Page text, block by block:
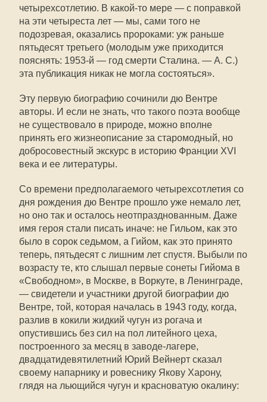
четырехсотлетию. В какой-то мере — с поправкой
на эти четыреста лет — мы, сами того не
подозревая, оказались пророками: уж раньше
пятьдесят третьего (молодым уже приходится
пояснять: 1953-й — год смерти Сталина. — А. С.)
эта публикация никак не могла состояться».
Эту первую биографию сочинили дю Вентре
авторы. И если не знать, что такого поэта вообще
не существовало в природе, можно вполне
принять его жизнеописание за старомодный, но
добросовестный экскурс в историю Франции XVI
века и ее литературы.
Со времени предполагаемого четырехсотлетия со
дня рождения дю Вентре прошло уже немало лет,
но оно так и осталось неотпразднованным. Даже
имя героя стали писать иначе: не Гильом, как это
было в сорок седьмом, а Гийом, как это принято
теперь, пятьдесят с лишним лет спустя. Выбыли по
возрасту те, кто слышал первые сонеты Гийома в
«Свободном», в Москве, в Воркуте, в Ленинграде,
— свидетели и участники другой биографии дю
Вентре, той, которая началась в 1943 году, когда,
разлив в кокили жидкий чугун из рогача и
опустившись без сил на пол литейного цеха,
построенного за месяц в заводе-лагере,
двадцатидевятилетний Юрий Вейнерт сказал
своему напарнику и ровеснику Якову Харону,
глядя на льющийся чугун и красноватую окалину: